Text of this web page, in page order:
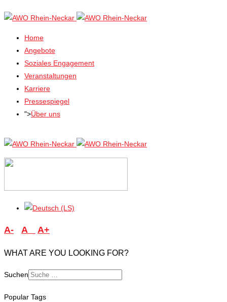
Home
Angebote
Soziales Engagement
Veranstaltungen
Karriere
Pressespiegel
">Über uns
A- A A+
WHAT ARE YOU LOOKING FOR?
Suchen
Popular Tags